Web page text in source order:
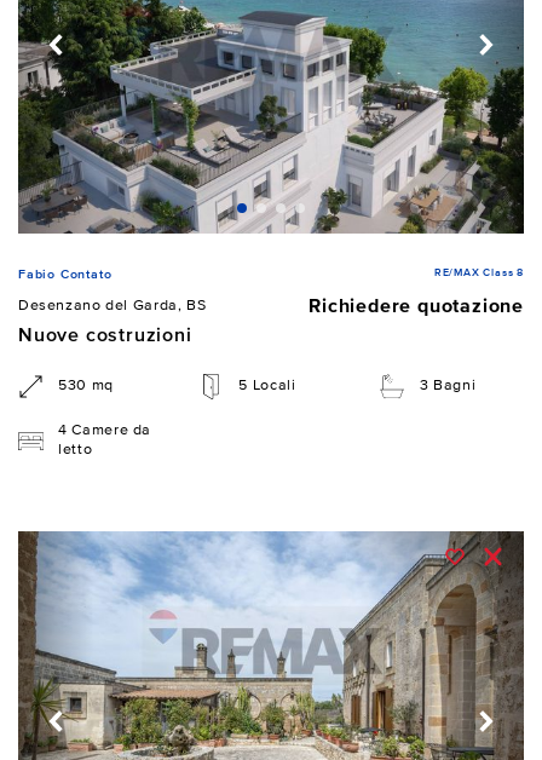
Fabio Contato RE/MAX Class 8
Desenzano del Garda, BS
Richiedere quotazione
Nuove costruzioni
530 mq 5 Locali 3 Bagni
4 Camere da
letto